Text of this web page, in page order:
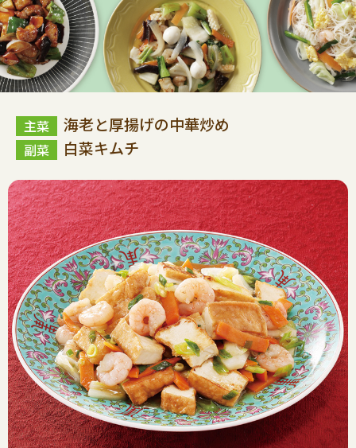
海老と厚揚げの中華炒め
白菜キムチ